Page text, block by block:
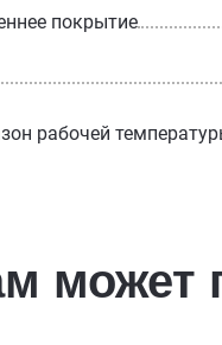
покрытие
рабочей
может